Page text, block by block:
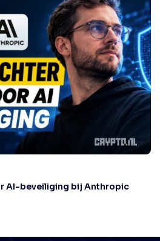
AI-beveiliging bij Anthropic